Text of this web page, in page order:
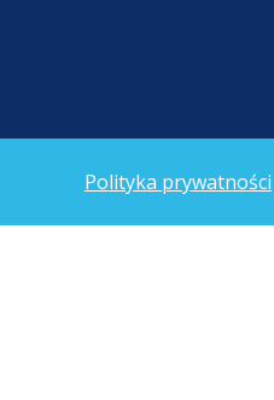
Polityka prywatności